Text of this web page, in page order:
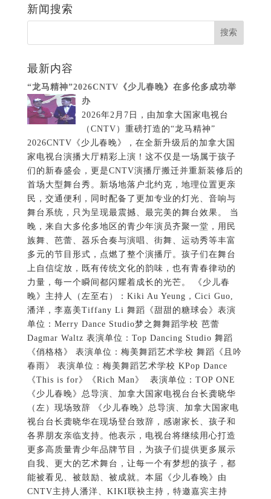
新闻搜索
最新内容
“龙马精神”2026CNTV《少儿春晚》在多伦多成功举
办
2026年2月7日，由加拿大国家电视台
（CNTV）重磅打造的“龙马精神”
2026CNTV《少儿春晚》，在全新升级后的加拿大国
家电视台演播大厅精彩上演！这不仅是一场属于孩子
们的新春盛会，更是CNTV演播厅搬迁并重新装修后的
首场大型舞台秀。新场地落户北约克，地理位置更亲
民，交通便利，同时配备了更加专业的灯光、音响与
舞台系统，只为呈现最震撼、最完美的舞台效果。 当
晚，来自大多伦多地区的青少年演员齐聚一堂，用民
族舞、芭蕾、器乐合奏与演唱、街舞、运动秀等丰富
多元的节目形式，点燃了整个演播厅。孩子们在舞台
上自信绽放，既有传统文化的韵味，也有青春律动的
力量，每一个瞬间都闪耀着成长的光芒。 《少儿春
晚》主持人（左至右）：Kiki Au Yeung，Cici Guo,
潘洋，李嘉美Tiffany Li 舞蹈《甜甜的糖球会》表演
单位：Merry Dance Studio梦之舞舞蹈学校 芭蕾
Dagmar Waltz 表演单位：Top Dancing Studio 舞蹈
《俏格格》 表演单位：梅美舞蹈艺术学校 舞蹈《且吟
春雨》 表演单位：梅美舞蹈艺术学校 KPop Dance
《This is for》《Rich Man》 表演单位：TOP ONE
《少儿春晚》总导演、加拿大国家电视台台长龚晓华
（左）现场致辞 《少儿春晚》总导演、加拿大国家电
视台台长龚晓华在现场登台致辞，感谢家长、孩子和
各界朋友亲临支持。他表示，电视台将继续用心打造
更多高质量青少年品牌节目，为孩子们提供更多展示
自我、更大的艺术舞台，让每一个有梦想的孩子，都
能被看见、被鼓励、被成就。本届《少儿春晚》由
CNTV主持人潘洋、KIKI联袂主持，特邀嘉宾主持